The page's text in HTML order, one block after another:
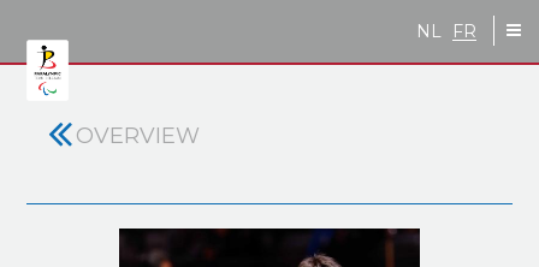
NL FR
OVERVIEW